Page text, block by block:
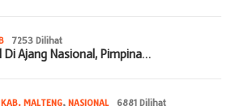
7253 Dilihat
Di Ajang Nasional, Pimpina…
KAB. MALTENG, NASIONAL 6881 Dilihat